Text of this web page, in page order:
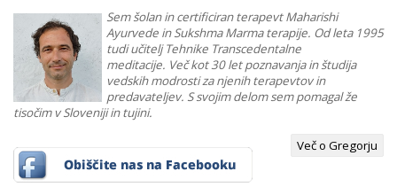
Sem šolan in certificiran terapevt Maharishi
Ayurvede in Sukshma Marma terapije. Od leta 1995
tudi učitelj Tehnike Transcedentalne
meditacije. Več kot 30 let poznavanja in študija
vedskih modrosti za njenih terapevtov in
predavateljev. S svojim delom sem pomagal že
tisočim v Sloveniji in tujini.
Več o Gregorju